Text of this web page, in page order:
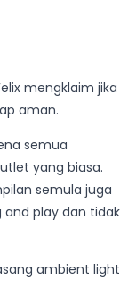
mengklaim jika
aman.
semua
yang biasa.
semula juga
play dan tidak
ambient light